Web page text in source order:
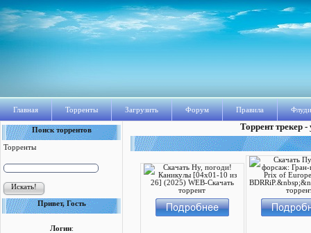
Главная Торренты Загрузить Форум Правила
Поиск торрентов
Торренты
Привет, Гость
Логин:
Торрент трекер